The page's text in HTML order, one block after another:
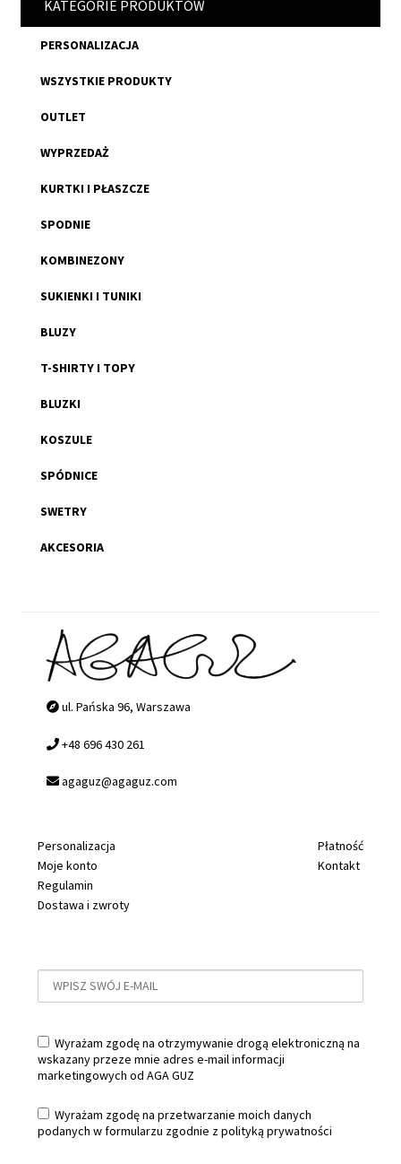
KATEGORIE PRODUKTÓW
PERSONALIZACJA
WSZYSTKIE PRODUKTY
OUTLET
WYPRZEDAŻ
KURTKI I PŁASZCZE
SPODNIE
KOMBINEZONY
SUKIENKI I TUNIKI
BLUZY
T-SHIRTY I TOPY
BLUZKI
KOSZULE
SPÓDNICE
SWETRY
AKCESORIA
ul. Pańska 96, Warszawa
+48 696 430 261
agaguz@agaguz.com
Personalizacja
Moje konto
Regulamin
Dostawa i zwroty
Płatność
Kontakt
Wyrażam zgodę na otrzymywanie drogą elektroniczną na
wskazany przeze mnie adres e-mail informacji
marketingowych od AGA GUZ
Wyrażam zgodę na przetwarzanie moich danych
podanych w formularzu zgodnie zpolityką prywatności